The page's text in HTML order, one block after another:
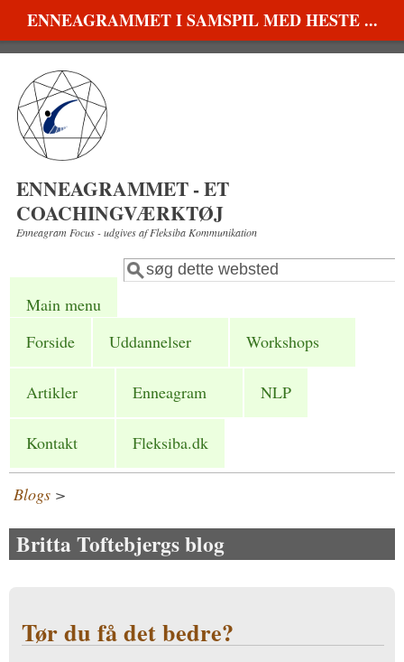
Gå til hovedindhold
ENNEAGRAMMET I SAMSPIL MED HESTE ...
ENNEAGRAMMET - ET
COACHINGVÆRKTØJ
Enneagram Focus - udgives af Fleksiba Kommunikation
Søgefelt
Søg
Main menu
Forside
Uddannelser Workshops
Artikler Enneagram NLP
Kontakt Fleksiba.dk
Blogs >
Britta Toftebjergs blog
Tør du få det bedre?